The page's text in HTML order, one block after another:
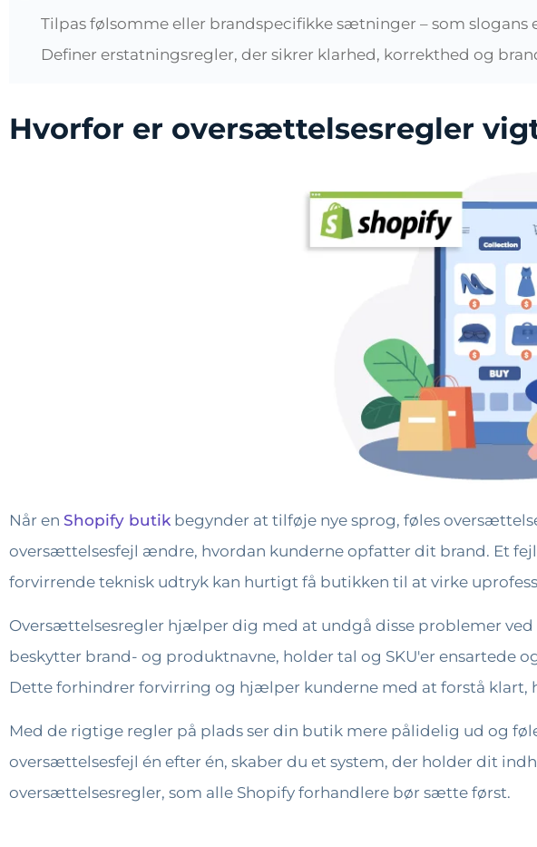
Tilpas følsomme eller brandspecifikke sætninger – som
Definer erstatningsregler, der sikrer klarhed, korrekthed og
Hvorfor er oversættelsesregler
Når en Shopify butik begynder at tilføje nye sprog, føles
oversættelsesfejl ændre, hvordan kunderne opfatter dit brand. Et
forvirrende teknisk udtryk kan hurtigt få butikken til at virke
Oversættelsesregler hjælper dig med at undgå disse problemer
beskytter brand- og produktnavne, holder tal og SKU'er ensartede
Dette forhindrer forvirring og hjælper kunderne med at forstå klart,
Med de rigtige regler på plads ser din butik mere pålidelig ud og
oversættelsesfejl én efter én, skaber du et system, der holder dit
oversættelsesregler, som alle Shopify forhandlere bør sætte først.